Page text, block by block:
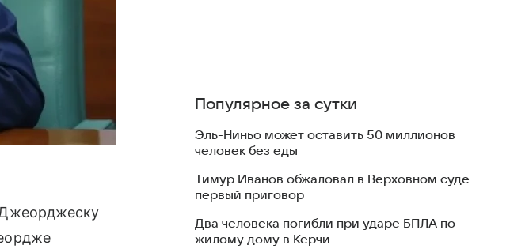
Джеорджеску
Популярное за сутки
Эль-Ниньо может оставить 50 миллионов
человек без еды
Тимур Иванов обжаловал в Верховном суде
первый приговор
Два человека погибли при ударе БПЛА по
жилому дому в Керчи